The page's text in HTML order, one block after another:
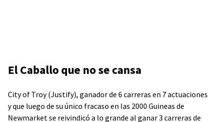
El Caballo que no se cansa
City of Troy (Justify), ganador de 6 carreras en 7 actuaciones
y que luego de su único fracaso en las 2000 Guineas de
Newmarket se reivindicó a lo grande al ganar 3 carreras de